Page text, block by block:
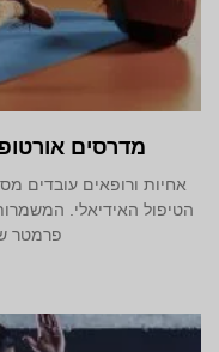
מדרסים
אחיות ורופאים עובדים
הטיפול האידיאלי.
פרמטר